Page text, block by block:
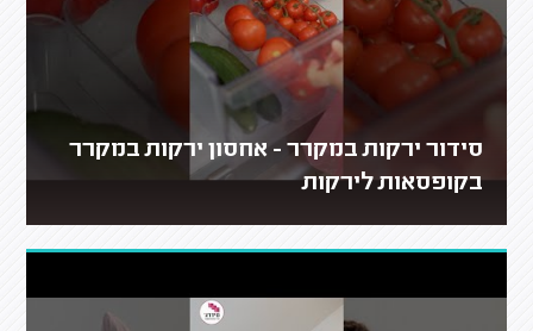
סידור ירקות במקרר - אחסון ירקות במקרר
בקופסאות לירקות